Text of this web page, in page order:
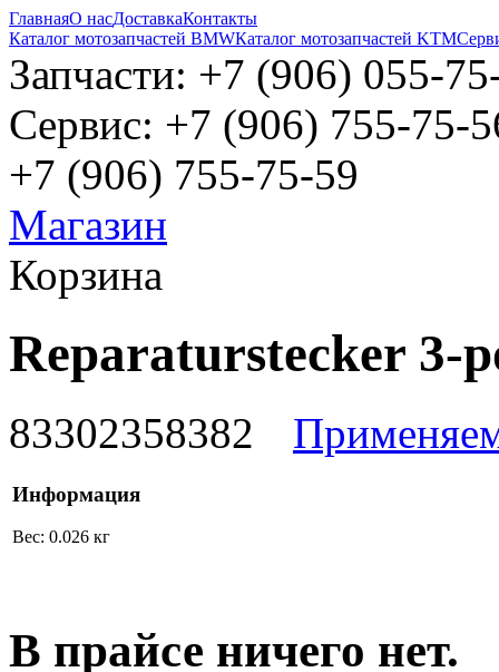
ГлавнаяО насДоставкаКонтакты
Каталог мотозапчастей BMWКаталог мотозапчастей KTM
Запчасти: +7 (906) 055-
Сервис: +7 (906) 755-75-
+7 (906) 755-75-59
Магазин
Корзина
Reparaturstecker 3-
83302358382
Информация
Вес: 0.026 кг
В прайсе ничего нет.